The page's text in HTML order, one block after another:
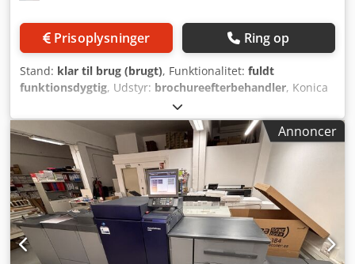
testes i Düsseldorf. Produktfotos og videoer er
tilgængelige. Salg kun til erhvervskunder. Afmontering,
læsning.
Prisoplysninger Ring op
Stand: klar til brug (brugt), Funktionalitet: fuldt
funktionsdygtig, Udstyr: brochureefterbehandler, Konica
Minolta Accurio Press C 6100, med et oplag på 2,9
millioner, i god stand, testet og klar til brug! Udstyr: FS 532
RU 518 m IQ 501 + videointerface PF 708 sd513/513f Som
en erfaren forhandler af brugte kopimaskiner har vi
udviklet en betydelig ekspertise inden for emballering og
palletransport for at sikre, at vores kunder modtager
maskiner i perfekt stand. Vi leverer kopimaskiner, der
kommer fra og er blevet vedligeholdt af Konica Minolta
France. Hvis du har spørgsmål, er du velkommen til at
kontakte os. Dcodpszdf E Esfx Adkjk Vores virksomhed
Annoncer